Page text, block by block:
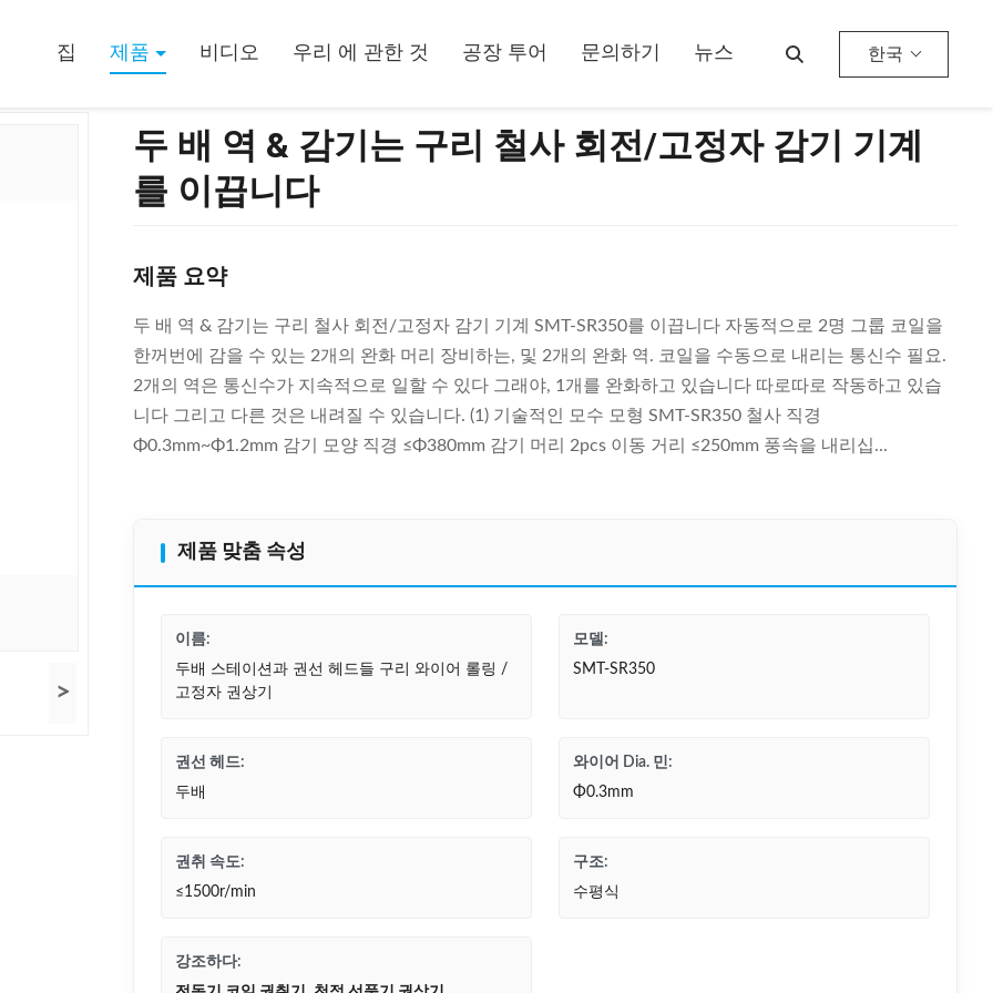
집 제품 비디오 우리 에 관한 것 공장 투어 문의하기 뉴스 한국
>
두 배 역 & 감기는 구리 철사 회전/고정자 감기 기계
를 이끕니다
제품 요약
두 배 역 & 감기는 구리 철사 회전/고정자 감기 기계 SMT-SR350를 이끕니다 자동적으로 2명 그룹 코일을
한꺼번에 감을 수 있는 2개의 완화 머리 장비하는, 및 2개의 완화 역. 코일을 수동으로 내리는 통신수 필요.
2개의 역은 통신수가 지속적으로 일할 수 있다 그래야, 1개를 완화하고 있습니다 따로따로 작동하고 있습
니다 그리고 다른 것은 내려질 수 있습니다. (1) 기술적인 모수 모형 SMT-SR350 철사 직경
Φ0.3mm~Φ1.2mm 감기 모양 직경 ≤Φ380mm 감기 머리 2pcs 이동 거리 ≤250mm 풍속을 내리십...
제품 맞춤 속성
이름:
두배 스테이션과 권선 헤드들 구리 와이어 롤링 /
고정자 권상기
모델:
SMT-SR350
권선 헤드:
두배
와이어 Dia. 민:
Φ0.3mm
권취 속도:
≤1500r/min
구조:
수평식
강조하다: